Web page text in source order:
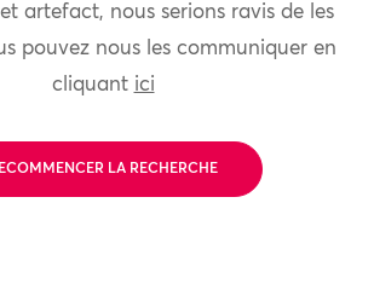
artefact, nous serions ravis de les
pouvez nous les communiquer en
cliquant ici
LA RECHERCHE